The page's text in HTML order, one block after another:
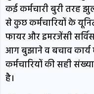
कई कर्मचारी बुरी तरह
से कुछ कर्मचारियों के
फायर और इमरजेंसी
आग बुझाने व बचाव
कर्मचारियों की सही
है।